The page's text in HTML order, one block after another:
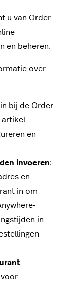
u van Order
en beheren.
over
bij de Order
artikel
en
invoeren:
en
in om
in